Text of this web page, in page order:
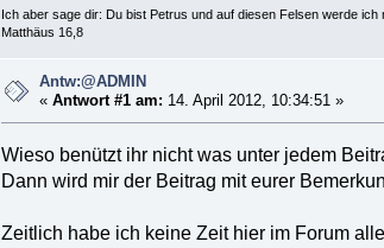
Ich aber sage dir: Du bist Petrus und auf diesen Felsen werde
Matthäus 16,8
Antw:@ADMIN
«Antwort #1 am: 14. April 2012, 10:34:51 »
Wieso benützt ihr nicht was unter jedem
Dann wird mir der Beitrag mit eurer
Zeitlich habe ich keine Zeit hier im Forum